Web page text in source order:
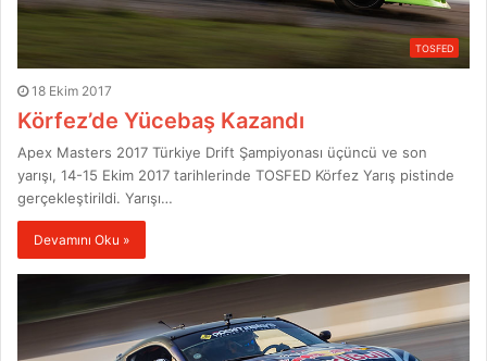
TOSFED
18 Ekim 2017
Körfez’de Yücebaş Kazandı
Apex Masters 2017 Türkiye Drift Şampiyonası üçüncü ve son
yarışı, 14-15 Ekim 2017 tarihlerinde TOSFED Körfez Yarış pistinde
gerçekleştirildi. Yarışı…
Devamını Oku »